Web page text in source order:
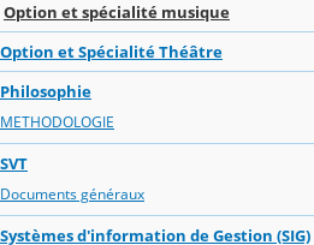
Option et spécialité musique
Option et Spécialité Théâtre
Philosophie
METHODOLOGIE
SVT
Documents généraux
Systèmes d'information de Gestion (SIG)